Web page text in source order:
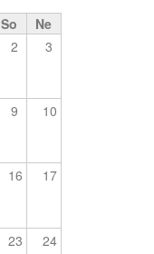
So
Ne
2 3
9 10
16 17
23 24